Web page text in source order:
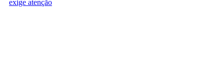
exige atenção